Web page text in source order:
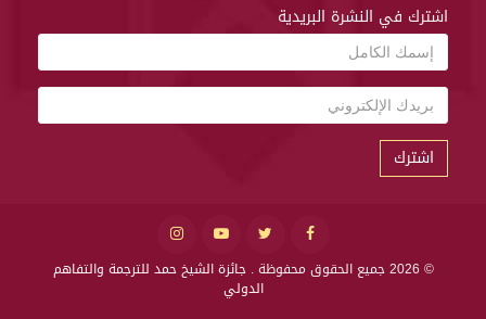
اشترك في النشرة البريدية
اشترك
© 2026 جميع الحقوق محفوظة .
جائزة الشيخ حمد للترجمة والتفاهم
الدولي